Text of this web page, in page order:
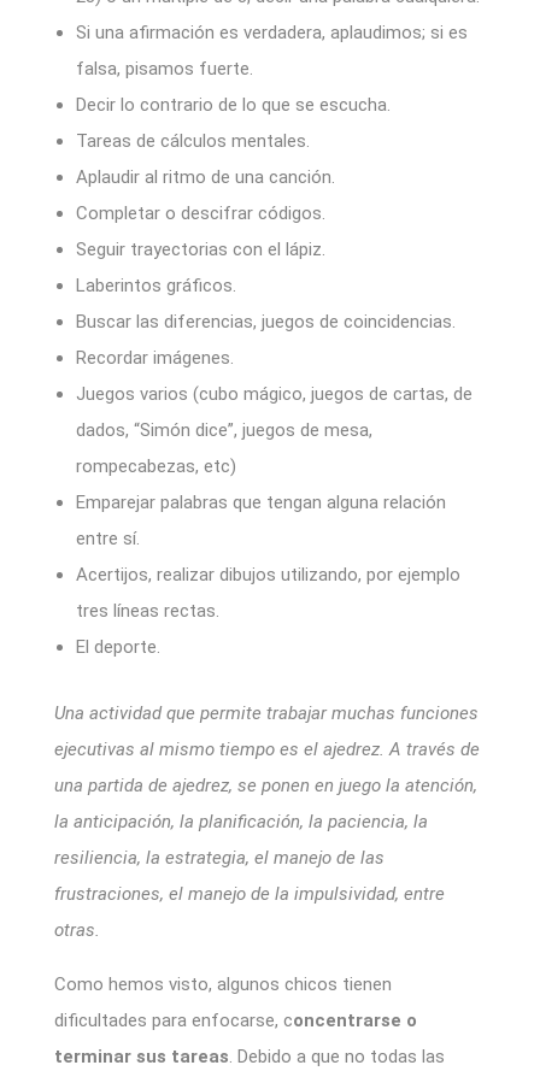
Si una afirmación es verdadera, aplaudimos; si es
falsa, pisamos fuerte.
Decir lo contrario de lo que se escucha.
Tareas de cálculos mentales.
Aplaudir al ritmo de una canción.
Completar o descifrar códigos.
Seguir trayectorias con el lápiz.
Laberintos gráficos.
Buscar las diferencias, juegos de coincidencias.
Recordar imágenes.
Juegos varios (cubo mágico, juegos de cartas, de
dados, “Simón dice”, juegos de mesa,
rompecabezas, etc)
Emparejar palabras que tengan alguna relación
entre sí.
Acertijos, realizar dibujos utilizando, por ejemplo
tres líneas rectas.
El deporte.
Una actividad que permite trabajar muchas funciones
ejecutivas al mismo tiempo es el ajedrez. A través de
una partida de ajedrez, se ponen en juego la atención,
la anticipación, la planificación, la paciencia, la
resiliencia, la estrategia, el manejo de las
frustraciones, el manejo de la impulsividad, entre
otras.
Como hemos visto, algunos chicos tienen
dificultades para enfocarse, concentrarse o
terminar sus tareas. Debido a que no todas las